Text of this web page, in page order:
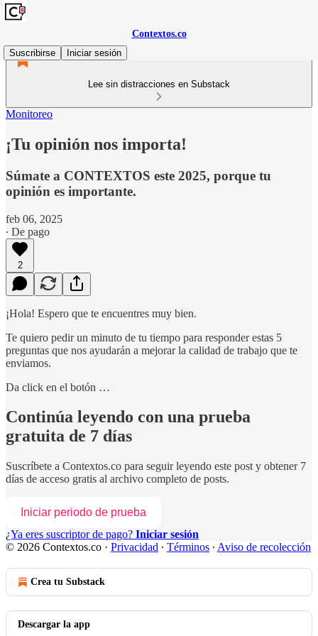
Contextos.co
Suscribirse
Iniciar sesión
Lee sin distracciones en Substack
Monitoreo
¡Tu opinión nos importa!
Súmate a CONTEXTOS este 2025, porque tu
opinión es importante.
feb 06, 2025
∙ De pago
2
¡Hola! Espero que te encuentres muy bien.
Te quiero pedir un minuto de tu tiempo para responder estas 5
preguntas que nos ayudarán a mejorar la calidad de trabajo que te
enviamos.
Da click en el botón …
Continúa leyendo con una prueba
gratuita de 7 días
Suscríbete a Contextos.co para seguir leyendo este post y obtener 7
días de acceso gratis al archivo completo de posts.
Iniciar periodo de prueba
¿Ya eres suscriptor de pago? Iniciar sesión
© 2026 Contextos.co · Privacidad ∙ Términos ∙ Aviso de recolección
Crea tu Substack
Descargar la app